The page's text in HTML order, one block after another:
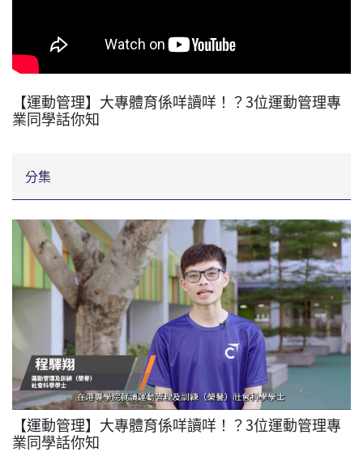
【運動管理】大專體育係咩讀咩！？3位運動管理專
業同學話你知
分集
【運動管理】大專體育係咩讀咩！？3位運動管理專
業同學話你知